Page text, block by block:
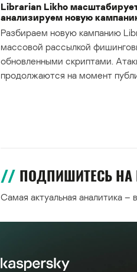
Librarian Likho
анализируем новую
Разбираем новую кампанию
массовой рассылкой
обновленными скриптами.
продолжаются на момент
ПОДПИШИТЕСЬ
Самая актуальная аналитика